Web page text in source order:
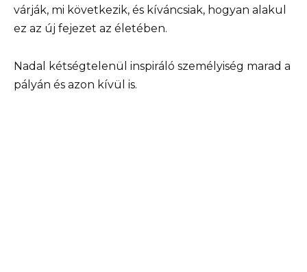
várják, mi következik, és kíváncsiak, hogyan alakul
ez az új fejezet az életében.
Nadal kétségtelenül inspiráló személyiség marad a
pályán és azon kívül is.